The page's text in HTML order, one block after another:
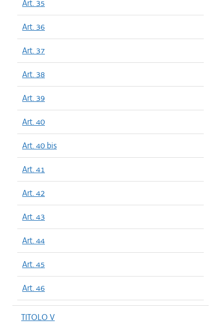
Art. 35
Art. 36
Art. 37
Art. 38
Art. 39
Art. 40
Art. 40 bis
Art. 41
Art. 42
Art. 43
Art. 44
Art. 45
Art. 46
TITOLO V